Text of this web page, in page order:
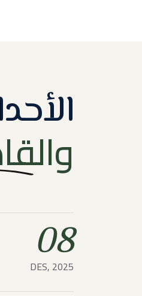
08
DES, 2025